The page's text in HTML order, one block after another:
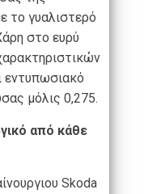
το γυαλιστερό
στο ευρύ
εντυπωσιακό
μόλις 0,275.
από κάθε
Skoda